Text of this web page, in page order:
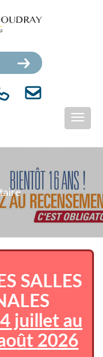
SALLES
juillet au
2026